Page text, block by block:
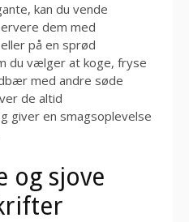
kan du vende
dem med
på en sprød
du vælger at koge, fryse
med andre søde
de altid
giver en smagsoplevelse
og sjove